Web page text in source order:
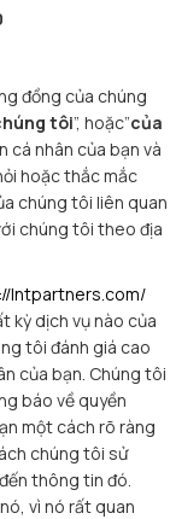
đồng của chúng
tôi”, hoặc”của
cá nhân của bạn và
hoặc thắc mắc
chúng tôi liên quan
chúng tôi theo địa
lntpartners.com/
kỳ dịch vụ nào của
tôi đánh giá cao
của bạn. Chúng tôi
báo về quyền
một cách rõ ràng
chúng tôi sử
thông tin đó.
vì nó rất quan